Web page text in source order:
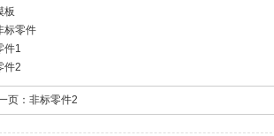
板
标零件
件1
件2
页： 非标零件2